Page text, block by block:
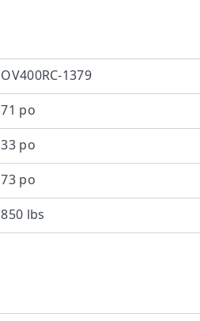
OV400RC-1379
71 po
33 po
73 po
850 lbs